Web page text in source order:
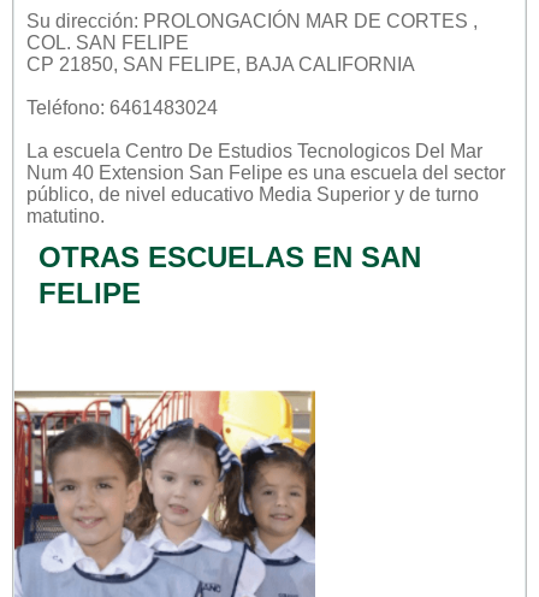
Su dirección: PROLONGACIÓN MAR DE CORTES ,
COL. SAN FELIPE
CP 21850, SAN FELIPE, BAJA CALIFORNIA
Teléfono: 6461483024
La escuela Centro De Estudios Tecnologicos Del Mar
Num 40 Extension San Felipe es una escuela del sector
público, de nivel educativo Media Superior y de turno
matutino.
OTRAS ESCUELAS EN SAN
FELIPE